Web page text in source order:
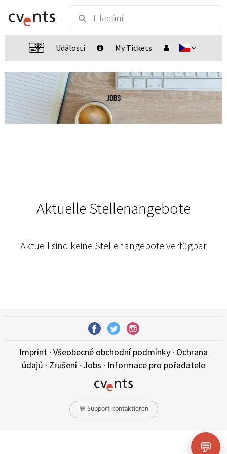
Události My Tickets
Aktuelle Stellenangebote
Aktuell sind keine Stellenangebote verfügbar
Imprint · Všeobecné obchodní podmínky · Ochrana
údajů · Zrušení· Jobs · Informace pro pořadatele
💬 Support kontaktieren
💬